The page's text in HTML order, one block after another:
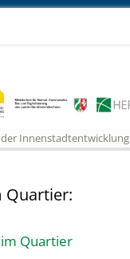
Innenstadtentwicklung
Quartier:
Quartier